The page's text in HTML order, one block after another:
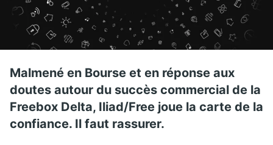
Malmené en Bourse et en réponse aux
doutes autour du succès commercial de la
Freebox Delta, Iliad/Free joue la carte de la
confiance. Il faut rassurer.